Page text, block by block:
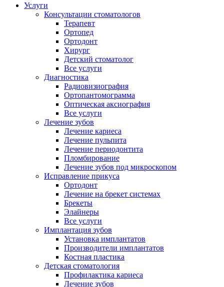
Услуги
Консультации стоматологов
Терапевт
Ортопед
Ортодонт
Хирург
Детский стоматолог
Все услуги
Диагностика
Радиовизиография
Ортопантомограмма
Оптическая аксиография
Все услуги
Лечение зубов
Лечение кариеса
Лечение пульпита
Лечение периодонтита
Пломбирование
Лечение зубов под микроскопом
Исправление прикуса
Ортодонт
Лечение на брекет системах
Брекеты
Элайнеры
Все услуги
Имплантация зубов
Установка имплантатов
Производители имплантатов
Костная пластика
Детская стоматология
Профилактика кариеса
Лечение зубов